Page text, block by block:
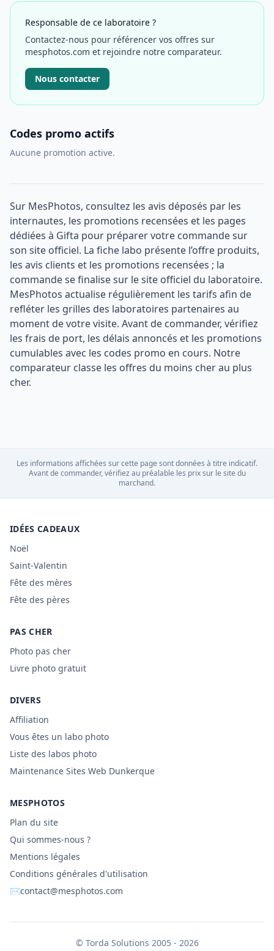
Responsable de ce laboratoire ?
Contactez-nous pour référencer vos offres sur
mesphotos.com et rejoindre notre comparateur.
Nous contacter
Codes promo actifs
Aucune promotion active.
Sur MesPhotos, consultez les avis déposés par les
internautes, les promotions recensées et les pages
dédiées à Gifta pour préparer votre commande sur
son site officiel. La fiche labo présente l’offre produits,
les avis clients et les promotions recensées ; la
commande se finalise sur le site officiel du laboratoire.
MesPhotos actualise régulièrement les tarifs afin de
refléter les grilles des laboratoires partenaires au
moment de votre visite. Avant de commander, vérifiez
les frais de port, les délais annoncés et les promotions
cumulables avec les codes promo en cours. Notre
comparateur classe les offres du moins cher au plus
cher.
Les informations affichées sur cette page sont données à titre indicatif.
Avant de commander, vérifiez au préalable les prix sur le site du
marchand.
IDÉES CADEAUX
Noël
Saint-Valentin
Fête des mères
Fête des pères
PAS CHER
Photo pas cher
Livre photo gratuit
DIVERS
Affiliation
Vous êtes un labo photo
Liste des labos photo
Maintenance Sites Web Dunkerque
MESPHOTOS
Plan du site
Qui sommes-nous ?
Mentions légales
Conditions générales d'utilisation
✉contact@mesphotos.com
© Torda Solutions 2005 - 2026